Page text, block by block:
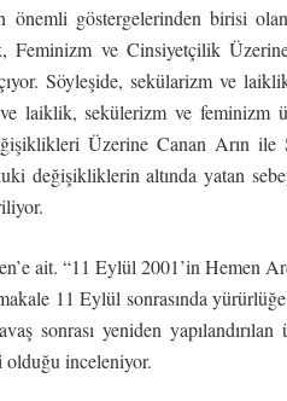
önemli göstergelerinden birisi
Feminizm ve Cinsiyetçilik
Söyleşide, sekülarizm ve
laiklik, sekülerizm ve
Üzerine Canan Arın
değişikliklerin altında yatan
ait. “11 Eylül 2001’in Hemen
11 Eylül sonrasında
sonrası yeniden
inceleniyor.